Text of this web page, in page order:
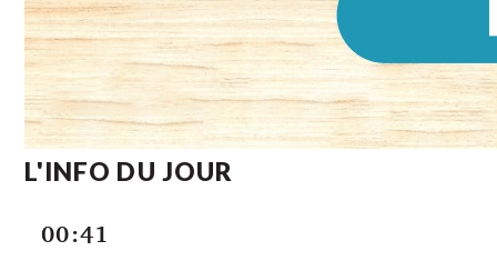
L'INFO DU JOUR
00:41